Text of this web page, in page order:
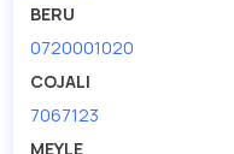
BERU
0720001020
COJALI
7067123
MEYLE